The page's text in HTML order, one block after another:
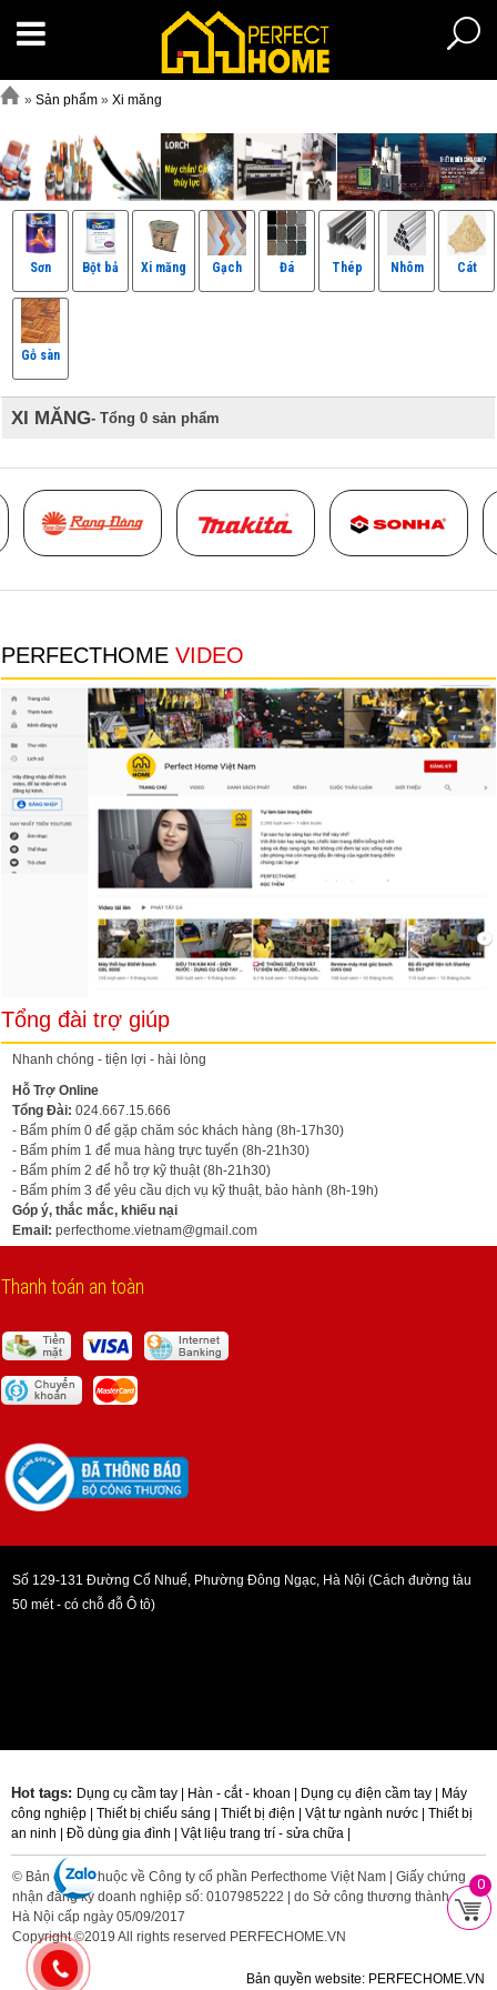
» Sản phẩm » Xi măng
Sơn Bột bả Xi măng Gạch Đá Thép Nhôm Cát
Gỗ sàn
XI MĂNG- Tổng 0 sản phẩm
PERFECTHOME VIDEO
Tổng đài trợ giúp
Nhanh chóng - tiện lợi - hài lòng
Hỗ Trợ Online
Tổng Đài: 024.667.15.666
- Bấm phím 0 để gặp chăm sóc khách hàng (8h-17h30)
- Bấm phím 1 để mua hàng trực tuyến (8h-21h30)
- Bấm phím 2 để hỗ trợ kỹ thuật (8h-21h30)
- Bấm phím 3 để yêu cầu dịch vụ kỹ thuật, bảo hành (8h-19h)
Góp ý, thắc mắc, khiếu nại
Email: perfecthome.vietnam@gmail.com
Thanh toán an toàn
Số 129-131 Đường Cổ Nhuế, Phường Đông Ngạc, Hà Nội (Cách đường tàu
50 mét - có chỗ đỗ Ô tô)
Hot tags: Dụng cụ cầm tay | Hàn - cắt - khoan | Dụng cụ điện cầm tay |
Máy
công nghiệp | Thiết bị chiếu sáng | Thiết bị điện | Vật tư ngành nước | Thiết bị
an ninh | Đồ dùng gia đình | Vật liệu trang trí - sửa chữa |
© Bản quyền thuộc về Công ty cổ phần Perfecthome Việt Nam | Giấy chứng
nhận đăng ký doanh nghiệp số: 0107985222 | do Sở công thương thành phố
Hà Nội cấp ngày 05/09/2017
Copyright ©2019 All rights reserved PERFECHOME.VN
Bản quyền website: PERFECHOME.VN
0